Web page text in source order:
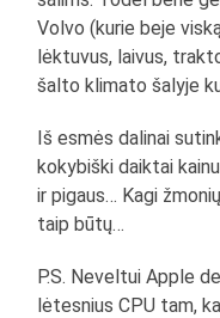
Volvo (kurie beje
lėktuvus, laivus,
šalto klimato šalyje
Iš esmės dalinai
kokybiški daiktai
ir pigaus… Kagi
taip būtų…
P.S. Neveltui Apple
lėtesnius CPU tam,